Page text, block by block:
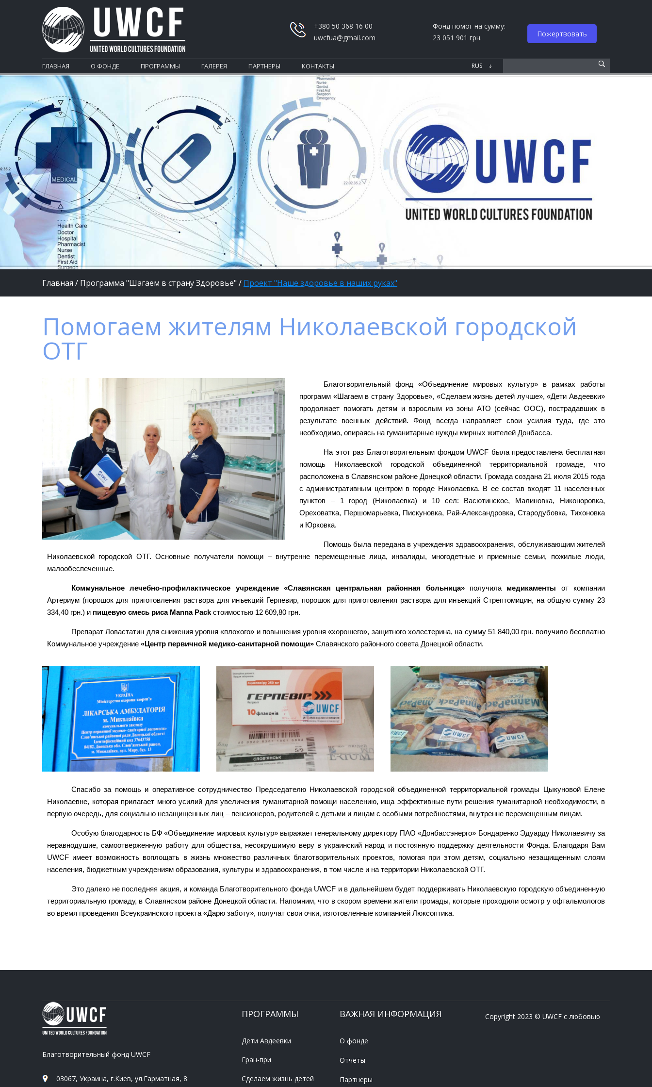
+380 50 368 16 00
uwcfua@gmail.com
Фонд помог на сумму:
23 051 901 грн.
Пожертвовать
ГЛАВНАЯ О ФОНДЕ ПРОГРАММЫ ГАЛЕРЕЯ ПАРТНЕРЫ КОНТАКТЫ
Главная / Программа "Шагаем в страну Здоровье" / Проект "Наше здоровье в наших руках"
Помогаем жителям Николаевской городской
ОТГ
Благотворительный фонд «Объединение мировых культур» в рамках работы
программ «Шагаем в страну Здоровье», «Сделаем жизнь детей лучше», «Дети Авдеевки»
продолжает помогать детям и взрослым из зоны АТО (сейчас ООС), пострадавших в
результате военных действий. Фонд всегда направляет свои усилия туда, где это
необходимо, опираясь на гуманитарные нужды мирных жителей Донбасса.
На этот раз Благотворительным фондом UWCF была предоставлена бесплатная
помощь Николаевской городской объединенной территориальной громаде, что
расположена в Славянском районе Донецкой области. Громада создана 21 июля 2015 года
с административным центром в городе Николаевка. В ее состав входят 11 населенных
пунктов – 1 город (Николаевка) и 10 сел: Васютинское, Малиновка, Никоноровка,
Ореховатка, Першомарьевка, Пискуновка, Рай-Александровка, Стародубовка, Тихоновка
и Юрковка.
Помощь была передана в учреждения здравоохранения, обслуживающим жителей
Николаевской городской ОТГ. Основные получатели помощи – внутренне перемещенные лица, инвалиды, многодетные и приемные семьи, пожилые люди,
малообеспеченные.
Коммунальное лечебно-профилактическое учреждение «Славянская центральная районная больница»получила медикаменты от компании
Артериум (порошок для приготовления раствора для инъекций Герпевир, порошок для приготовления раствора для инъекций Стрептомицин, на общую сумму 23
334,40 грн.) и пищевую смесь риса Manna Pack стоимостью 12 609,80 грн.
Препарат Ловастатин для снижения уровня «плохого» и повышения уровня «хорошего», защитного холестерина, на сумму 51 840,00 грн. получило бесплатно
Коммунальное учреждение «Центр первичной медико-санитарной помощи» Славянского районного совета Донецкой области.
Спасибо за помощь и оперативное сотрудничество Председателю Николаевской городской объединенной территориальной громады Цыкуновой Елене
Николаевне, которая прилагает много усилий для увеличения гуманитарной помощи населению, ища эффективные пути решения гуманитарной необходимости, в
первую очередь, для социально незащищенных лиц – пенсионеров, родителей с детьми и лицам с особыми потребностями, внутренне перемещенным лицам.
Особую благодарность БФ «Объединение мировых культур» выражает генеральному директору ПАО «Донбассэнерго» Бондаренко Эдуарду Николаевичу за
неравнодушие, самоотверженную работу для общества, несокрушимую веру в украинский народ и постоянную поддержку деятельности Фонда. Благодаря Вам
UWCF имеет возможность воплощать в жизнь множество различных благотворительных проектов, помогая при этом детям, социально незащищенным слоям
населения, бюджетным учреждениям образования, культуры и здравоохранения, в том числе и на территории Николаевской ОТГ.
Это далеко не последняя акция, и команда Благотворительного фонда UWCF и в дальнейшем будет поддерживать Николаевскую городскую объединенную
территориальную громаду, в Славянском районе Донецкой области. Напомним, что в скором времени жители громады, которые проходили осмотр у офтальмологов
во время проведения Всеукраинского проекта «Дарю заботу», получат свои очки, изготовленные компанией Люксоптика.
Благотворительный фонд UWCF
03067, Украина, г.Киев, ул.Гарматная, 8
ПРОГРАММЫ
Дети Авдеевки
Гран-при
Сделаем жизнь детей
ВАЖНАЯ ИНФОРМАЦИЯ
О фонде
Отчеты
Партнеры
Copyright 2023 © UWCF с любовью